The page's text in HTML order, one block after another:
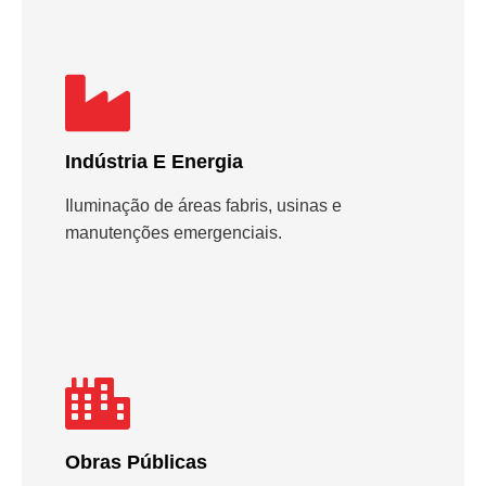
Indústria E Energia
Iluminação de áreas fabris, usinas e
manutenções emergenciais.
Obras Públicas